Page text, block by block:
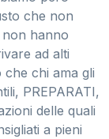
che non
hanno
ad alti
chi ama gli
PREPARATI,
delle quali
a pieni